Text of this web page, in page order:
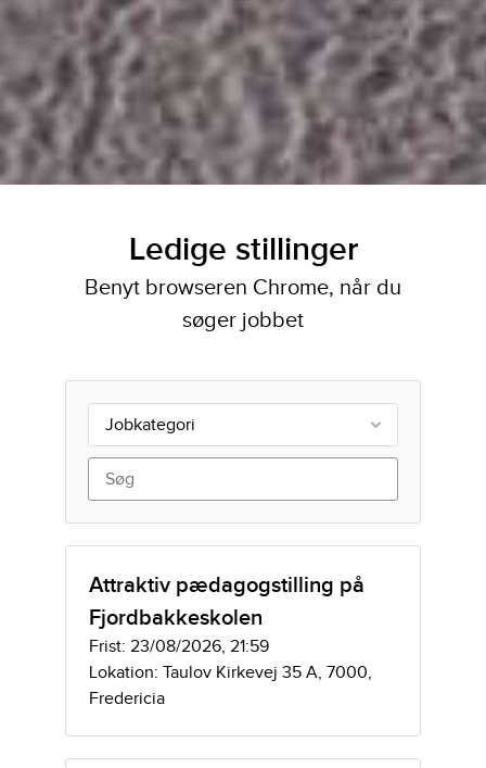
Ledige stillinger
Benyt browseren Chrome, når du
søger jobbet
Jobkategori
Attraktiv pædagogstilling på
Fjordbakkeskolen
Frist: 23/08/2026, 21:59
Lokation: Taulov Kirkevej 35 A, 7000,
Fredericia